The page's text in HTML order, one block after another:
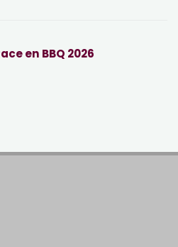
en BBQ 2026